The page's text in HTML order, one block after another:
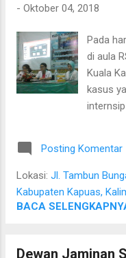
- Oktober 04, 2018
Pada
di aula
Kuala
kasus
Kedua
Evalda,
Posting Komentar
Lokasi: Jl. Tambun
Kabupaten Kapuas,
BACA
Dewan Jaminan